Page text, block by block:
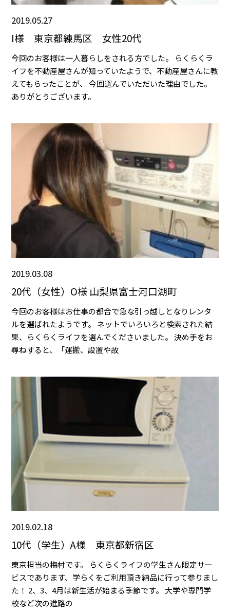
2019.05.27
I様 東京都練馬区 女性20代
今回のお客様は一人暮らしをされる方でした。 らくらくラ
イフを不動産屋さんが知っていたようで、不動産屋さんに教
えてもらったことが、 今回選んでいただいた理由でした。
ありがとうございます。
2019.03.08
20代（女性）O様 山梨県富士河口湖町
今回のお客様はお仕事の都合で急な引っ越しとなりレンタ
ルを選ばれたようです。 ネットでいろいろと検索された結
果、らくらくライフを選んでくださいました。 決め手をお
尋ねすると、「運搬、設置や故
2019.02.18
10代（学生）A様 東京都新宿区
東京担当の梅村です。 らくらくライフの学生さん限定サー
ビスであります、学らくをご利用頂き納品に行って参りまし
た！ 2、3、4月は新生活が始まる季節です。 大学や専門学
校など次の進路の